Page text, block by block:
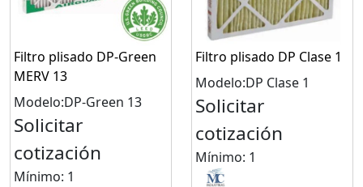
Filtro plisado DP-Green
MERV 13
Modelo:DP-Green 13
Solicitar
cotización
Mínimo: 1
Filtro plisado DP Clase 1
Modelo:DP Clase 1
Solicitar
cotización
Mínimo: 1